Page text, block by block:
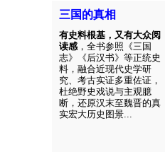
三国的真相
有史料根基，又有大众阅
读感 ，全书参照《三国
志》《后汉书》等正统史
料，融合近现代史学研
究、考古实证多重佐证，
杜绝野史戏说与主观臆
断，还原汉末至魏晋的真
实宏大历史图景...